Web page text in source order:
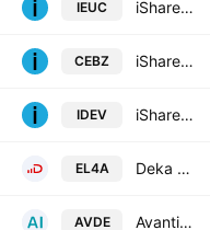
IEUC iShares Core MSCI Europe UCITS ETF AccumHedged CHF
CEBZ iShares Core MSCI Europe UCITS ETF Accum- EUR
IDEV iShares Core MSCI International Developed Markets ETF
EL4A Deka DAX UCITS ETF
AVDE Avantis International Equity ETF